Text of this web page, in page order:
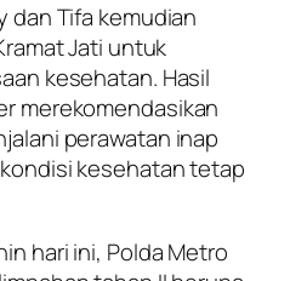
dan Tifa kemudian
Jati untuk
kesehatan. Hasil
merekomendasikan
perawatan inap
kesehatan tetap
hari ini, Polda Metro